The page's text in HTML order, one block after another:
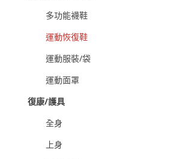
多功能襪鞋
運動恢復鞋
運動服裝/袋
運動面罩
復康/護具
全身
上身